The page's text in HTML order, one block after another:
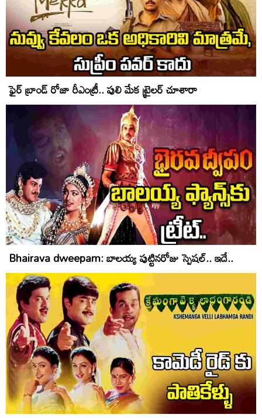
ఫైర్ బ్రాండ్ రోజా రీఎంట్రీ.. పులి మేక ట్రైలర్ చూశారా
Bhairava dweepam: బాలయ్య పుట్టినరోజు స్పెషల్‌.. ఇదే..